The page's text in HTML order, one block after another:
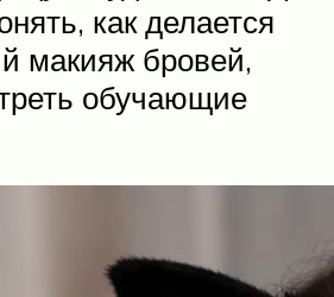
как делается
макияж бровей,
обучающие